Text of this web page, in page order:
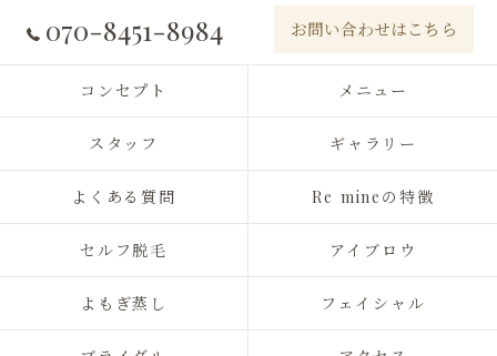
070-8451-8984 お問い合わせはこちら
コンセプト メニュー
スタッフ ギャラリー
よくある質問 Re mineの特徴
セルフ脱毛 アイブロウ
よもぎ蒸し フェイシャル